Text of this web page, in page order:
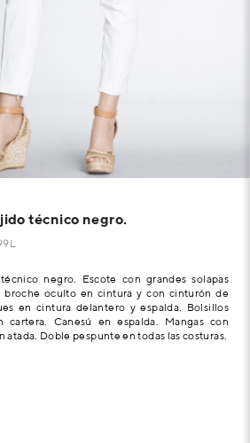
técnico negro.
negro. Escote con grandes solapas
broche oculto en cintura y con cinturón de
en cintura delantero y espalda. Bolsillos
cartera. Canesú en espalda. Mangas con
Doble pespunte en todas las costuras.